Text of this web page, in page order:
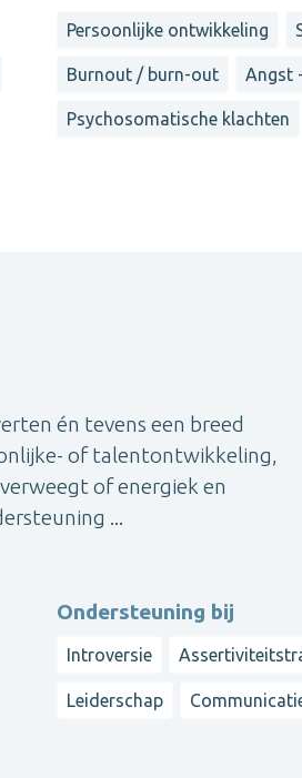
Persoonlijke ontwikkeling
Burnout / burn-out Angst
Psychosomatische klachten
én tevens een breed
of talentontwikkeling,
of energiek en
...
Ondersteuning bij
Introversie
Leiderschap